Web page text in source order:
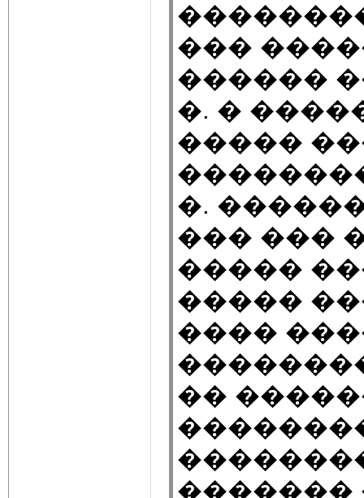
���
������
�. �
�����
�.
��� ���
�����
�����
����
��
�������